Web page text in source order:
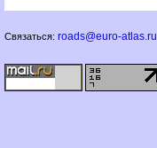
Связаться: roads@euro-atlas.ru